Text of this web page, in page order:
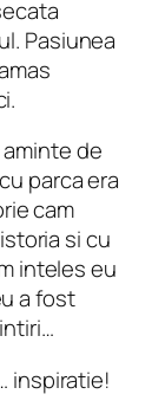
Pasiunea
de
parca era
cam
si cu
inteles eu
a fost
inspiratie!